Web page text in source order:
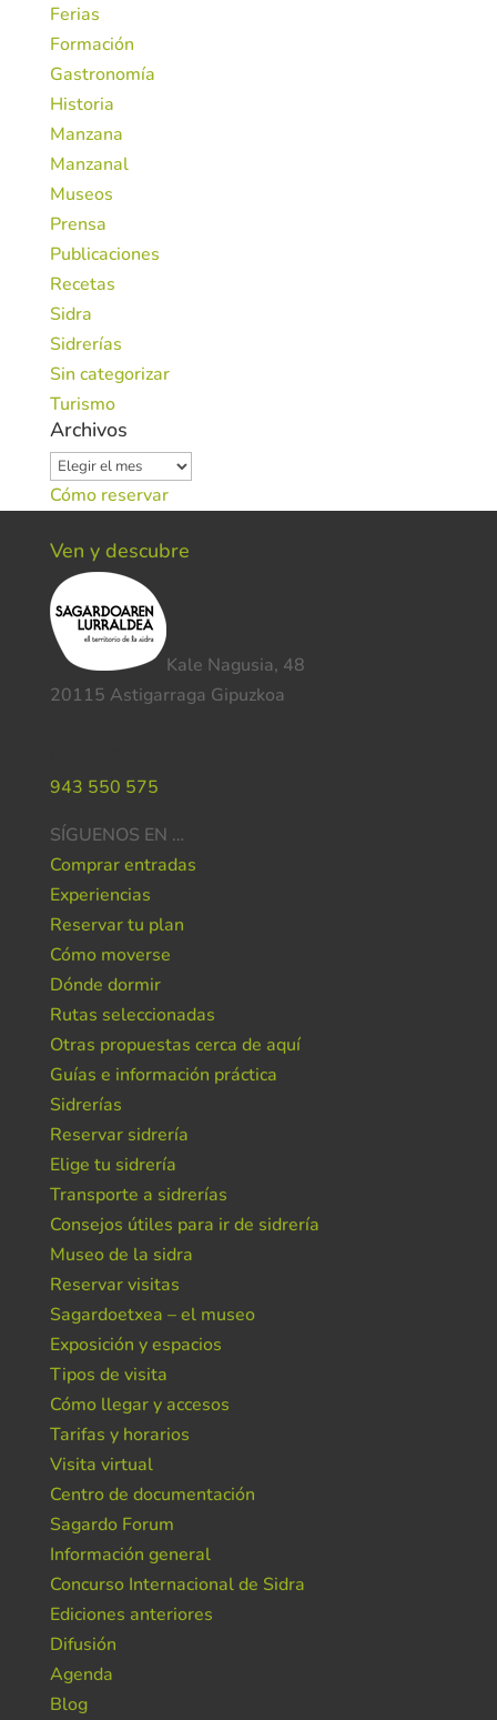
Ferias
Formación
Gastronomía
Historia
Manzana
Manzanal
Museos
Prensa
Publicaciones
Recetas
Sidra
Sidrerías
Sin categorizar
Turismo
Archivos
Archivos
Cómo reservar
Ven y descubre
Kale Nagusia, 48
20115 Astigarraga Gipuzkoa
943 550 575
SÍGUENOS EN …
Comprar entradas
Experiencias
Reservar tu plan
Cómo moverse
Dónde dormir
Rutas seleccionadas
Otras propuestas cerca de aquí
Guías e información práctica
Sidrerías
Reservar sidrería
Elige tu sidrería
Transporte a sidrerías
Consejos útiles para ir de sidrería
Museo de la sidra
Reservar visitas
Sagardoetxea – el museo
Exposición y espacios
Tipos de visita
Cómo llegar y accesos
Tarifas y horarios
Visita virtual
Centro de documentación
Sagardo Forum
Información general
Concurso Internacional de Sidra
Ediciones anteriores
Difusión
Agenda
Blog